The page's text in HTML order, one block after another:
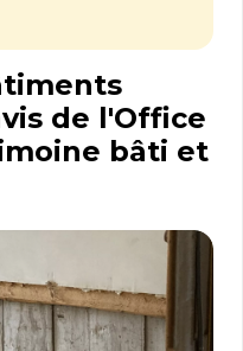
de l'Office
bâti et